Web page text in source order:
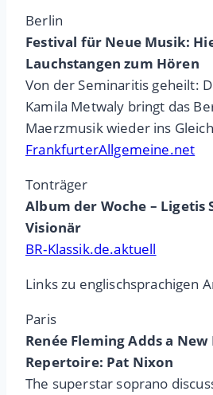
Berlin
Festival für Neue Musik:
Lauchstangen zum Hören
Von der Seminaritis geheilt:
Kamila Metwaly bringt das
Maerzmusik wieder ins
FrankfurterAllgemeine.net
Tonträger
Album der Woche –
Visionär
BR-Klassik.de.aktuell
Links zu englischsprachigen
Paris
Renée Fleming Adds a
Repertoire: Pat Nixon
The superstar soprano